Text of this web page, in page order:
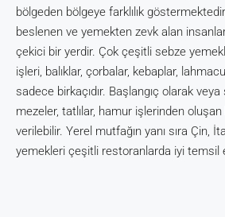
bölgeden bölgeye farklılık
beslenen ve yemekten zevk alan
çekici bir yerdir. Çok çeşitli sebze
işleri, balıklar, çorbalar, kebaplar,
sadece birkaçıdır. Başlangıç olarak
mezeler, tatlılar, hamur işlerinden
verilebilir. Yerel mutfağın yanı sıra Çin,
yemekleri çeşitli restoranlarda iyi temsil